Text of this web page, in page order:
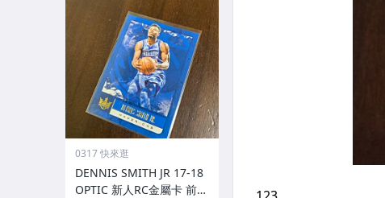
0317 快來逛
DENNIS SMITH JR 17-18
OPTIC 新人RC金屬卡 前後